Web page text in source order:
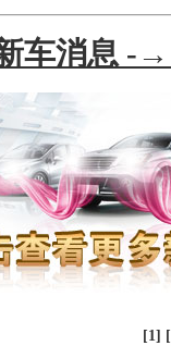
车消息 -
[1] [